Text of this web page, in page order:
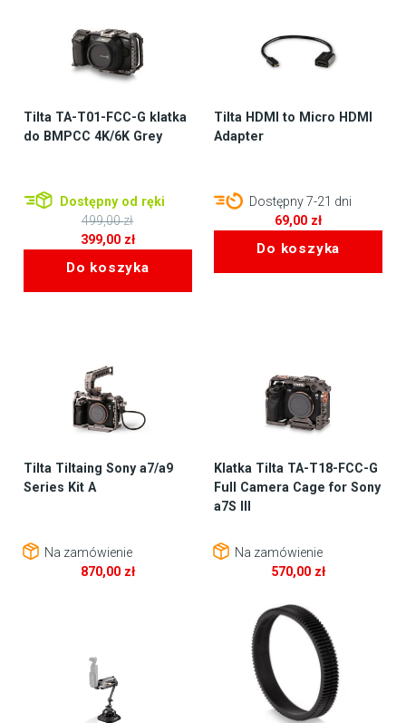
Tilta TA-T01-FCC-G klatka
do BMPCC 4K/6K Grey
Dostępny od ręki
499,00zł
wynosiła:
499,00 zł.
399,00 zł
wynosi:
Do koszyka
Tilta HDMI to Micro HDMI
Adapter
Dostępny 7-21 dni
69,00 zł
Do koszyka
Tilta Tiltaing Sony a7/a9
Series Kit A
Na zamówienie
870,00 zł
Klatka Tilta TA-T18-FCC-G
Full Camera Cage for Sony
a7S III
Na zamówienie
570,00 zł